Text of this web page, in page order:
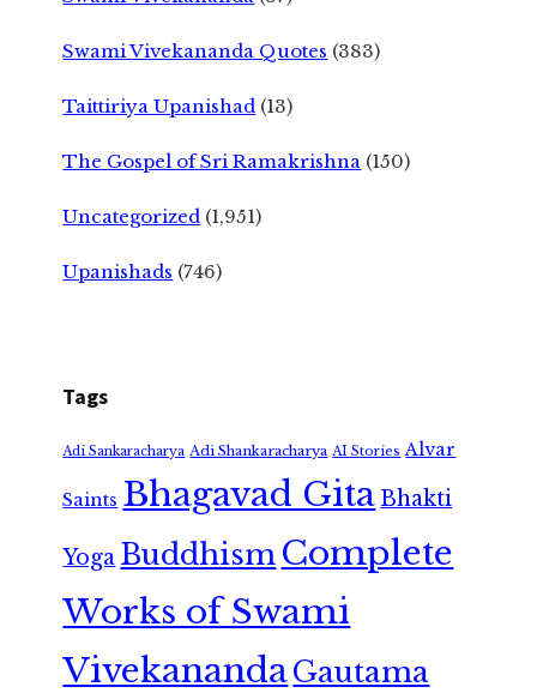
Swami Vivekananda Quotes (383)
Taittiriya Upanishad (13)
The Gospel of Sri Ramakrishna (150)
Uncategorized (1,951)
Upanishads (746)
Tags
Adi Sankaracharya Adi Shankaracharya AI Stories Alvar
Saints Bhagavad GitaBhakti
Yoga Buddhism Complete
Works of Swami
VivekanandaGautama